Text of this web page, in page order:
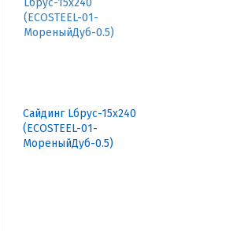
Сайдинг Lбрус-15х240
(ECOSTEEL-01-
МореныйДуб-0.5)